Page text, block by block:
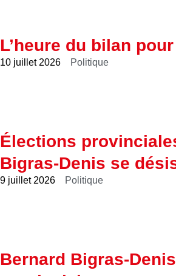
L’heure du bilan
10 juillet 2026 Politique
Élections
Bigras-Denis se
9 juillet 2026 Politique
Bernard Bigras-